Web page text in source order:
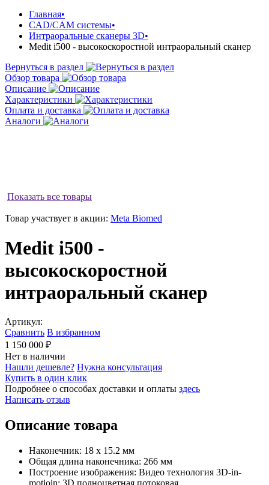
Главная•
CAD/CAM системы•
Интраоральные сканеры 3D•
Medit i500 - высокоскоростной интраоральный сканер
Вернуться в раздел
Обзор товара
Описание
Характеристики
Оплата и доставка
Аналоги
Показать все товары
Товар участвует в акции: Meta Biomed
Medit i500 -
высокоскоростной
интраоральный сканер
Артикул:
Сравнить В избранном
1 150 000 ₽
Нет в наличии
Нашли дешевле? Нужна консультация
Купить в один клик
Подробнее о способах доставки и оплаты здесь
Написать отзыв
Описание товара
Наконечник: 18 x 15.2 мм
Общая длина наконечника: 266 мм
Построение изображения: Видео технология 3D-in-
motioin; 3D полноцветная потоковая